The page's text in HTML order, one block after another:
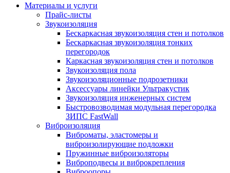
Материалы и услуги
Прайс-листы
Звукоизоляция
Бескаркасная звукоизоляция стен и потолков
Бескаркасная звукоизоляция тонких
перегородок
Каркасная звукоизоляция стен и потолков
Звукоизоляция пола
Звукоизоляционные подрозетники
Аксессуары линейки Ультракустик
Звукоизоляция инженерных систем
Быстровозводимая модульная перегородка
ЗИПС FastWall
Виброизоляция
Виброматы, эластомеры и
виброизолирующие подложки
Пружинные виброизоляторы
Виброподвесы и виброкрепления